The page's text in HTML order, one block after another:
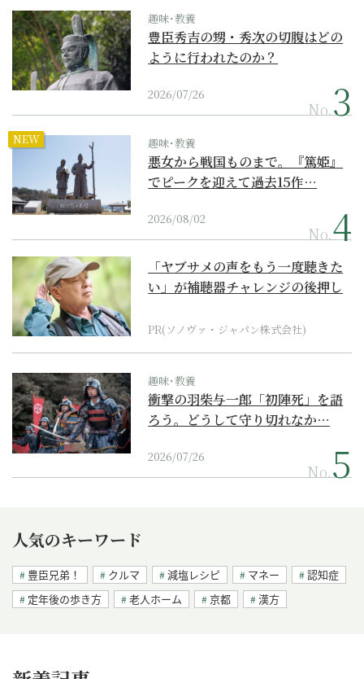
趣味･教養
豊臣秀吉の甥・秀次の切腹はどの
ように行われたのか？
2026/07/26
No.
NEW 趣味･教養
悪女から戦国ものまで。『篤姫』
でピークを迎えて過去15作…
2026/08/02
No.
「ヤブサメの声をもう一度聴きた
い」が補聴器チャレンジの後押し
PR(ソノヴァ・ジャパン株式会社)
趣味･教養
衝撃の羽柴与一郎「初陣死」を語
ろう。どうして守り切れなか…
2026/07/26
No.
人気のキーワード
豊臣兄弟！ クルマ 減塩レシピ マネー
認知症
定年後の歩き方
老人ホーム 京都 漢方